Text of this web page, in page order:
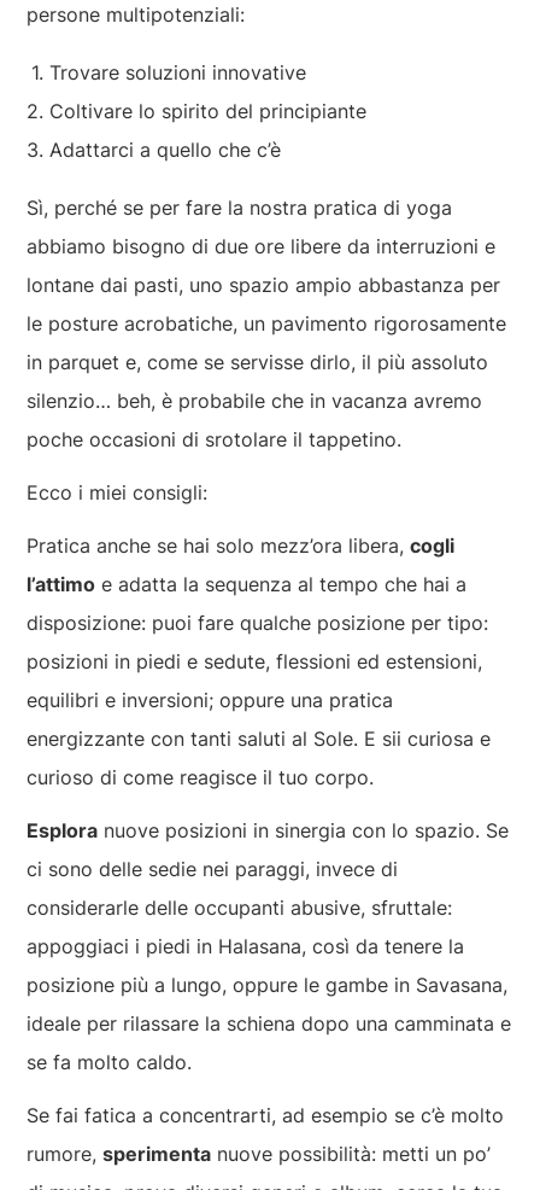
persone multipotenziali:
Trovare soluzioni innovative
Coltivare lo spirito del principiante
Adattarci a quello che c’è
Sì, perché se per fare la nostra pratica di yoga
abbiamo bisogno di due ore libere da interruzioni e
lontane dai pasti, uno spazio ampio abbastanza per
le posture acrobatiche, un pavimento rigorosamente
in parquet e, come se servisse dirlo, il più assoluto
silenzio… beh, è probabile che in vacanza avremo
poche occasioni di srotolare il tappetino.
Ecco i miei consigli:
Pratica anche se hai solo mezz’ora libera,cogli
l’attimo e adatta la sequenza al tempo che hai a
disposizione: puoi fare qualche posizione per tipo:
posizioni in piedi e sedute, flessioni ed estensioni,
equilibri e inversioni; oppure una pratica
energizzante con tanti saluti al Sole. E sii curiosa e
curioso di come reagisce il tuo corpo.
Esplora nuove posizioni in sinergia con lo spazio. Se
ci sono delle sedie nei paraggi, invece di
considerarle delle occupanti abusive, sfruttale:
appoggiaci i piedi in Halasana, così da tenere la
posizione più a lungo, oppure le gambe in Savasana,
ideale per rilassare la schiena dopo una camminata e
se fa molto caldo.
Se fai fatica a concentrarti, ad esempio se c’è molto
rumore,sperimenta nuove possibilità: metti un po’